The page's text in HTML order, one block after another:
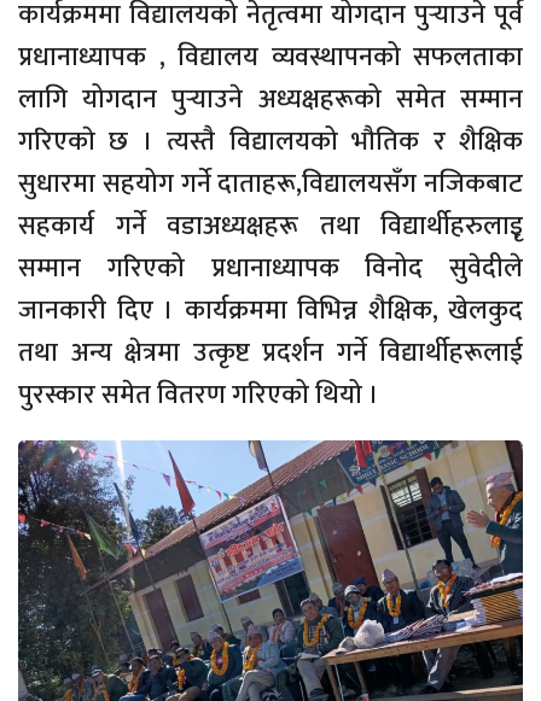
कार्यक्रममा विद्यालयको नेतृत्वमा योगदान पुर्‍याउने पूर्व
प्रधानाध्यापक , विद्यालय व्यवस्थापनको सफलताका
लागि योगदान पुर्‍याउने अध्यक्षहरूको समेत सम्मान
गरिएकाे छ । त्यस्तै विद्यालयको भौतिक र शैक्षिक
सुधारमा सहयोग गर्ने दाताहरू,विद्यालयसँग नजिकबाट
सहकार्य गर्ने वडाअध्यक्षहरू तथा विद्यार्थीहरुलाइृ
सम्मान गरिएको प्रधानाध्यापक विनोद सुवेदीले
जानकारी दिए । कार्यक्रममा विभिन्न शैक्षिक, खेलकुद
तथा अन्य क्षेत्रमा उत्कृष्ट प्रदर्शन गर्ने विद्यार्थीहरूलाई
पुरस्कार समेत वितरण गरिएको थियो ।